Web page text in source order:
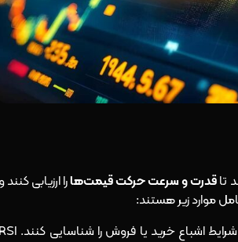
تاقدرت و سرعت حرکت قیمت‌هارا ارزیابی کنند و
موارد زیر هستند:
: این شاخص به معامله‌گران کمک می‌کند تا شرایط اشباع خرید یا فروش را شناسایی کنند. RSI